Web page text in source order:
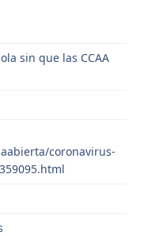
sin que las CCAA
coronavirus-